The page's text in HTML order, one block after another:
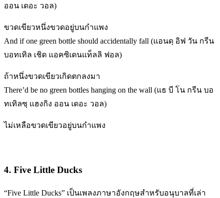
ออน เดอะ วอล)
ขวดเขียวหนึ่งขวดอยู่บนกำแพง
And if one green bottle should accidentally fall (แอนดฺ อิฟ วัน กรีน
บอทเทิล เชิด แอคซิเดนแท็ลลิ ฟอล)
ถ้าหนึ่งขวดเขียวเกิดตกลงมา
There’d be no green bottles hanging on the wall (แธ บี โน กรีน บอ
ทเทิลซฺ แฮงกิง ออน เดอะ วอล)
ไม่เหลือขวดเขียวอยู่บนกำแพง
4. Five Little Ducks
“Five Little Ducks” เป็นเพลงภาษาอังกฤษสําหรับอนุบาลที่เล่า